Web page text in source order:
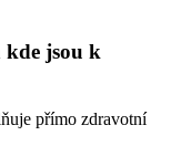
kde jsou k
přímo zdravotní